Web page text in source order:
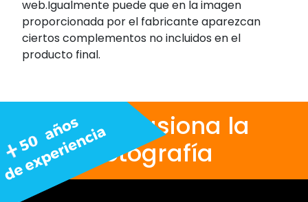
web.Igualmente puede que en la imagen
proporcionada por el fabricante aparezcan
ciertos complementos no incluidos en el
producto final.
Nos apasiona la
fotografía